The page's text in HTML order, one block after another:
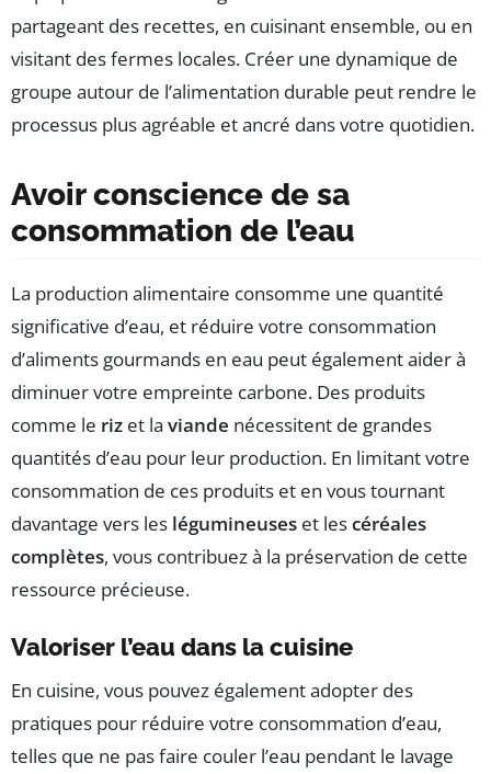
partageant des recettes, en cuisinant ensemble, ou en
visitant des fermes locales. Créer une dynamique de
groupe autour de l’alimentation durable peut rendre le
processus plus agréable et ancré dans votre quotidien.
Avoir conscience de sa
consommation de l’eau
La production alimentaire consomme une quantité
significative d’eau, et réduire votre consommation
d’aliments gourmands en eau peut également aider à
diminuer votre empreinte carbone. Des produits
comme le riz et la viande nécessitent de grandes
quantités d’eau pour leur production. En limitant votre
consommation de ces produits et en vous tournant
davantage vers les légumineuses et lescéréales
complètes, vous contribuez à la préservation de cette
ressource précieuse.
Valoriser l’eau dans la cuisine
En cuisine, vous pouvez également adopter des
pratiques pour réduire votre consommation d’eau,
telles que ne pas faire couler l’eau pendant le lavage